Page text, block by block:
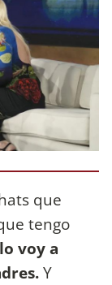
que
tengo
voy a
Y